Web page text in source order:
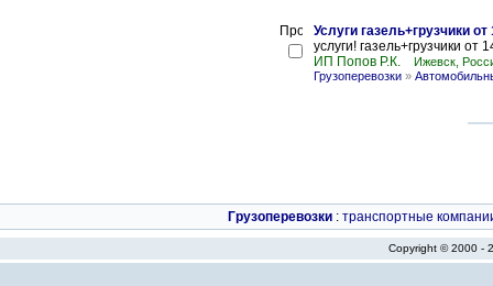
Услуги газель+грузчики
услуги! газель+грузчики от
ИП Попов Р.К.
Ижевск,
Грузоперевозки »
Грузоперевозки : транспортные
Copyright © 2000 -